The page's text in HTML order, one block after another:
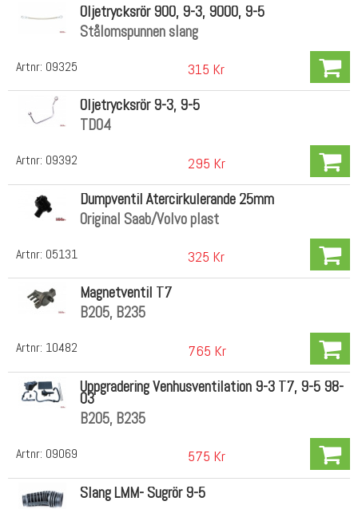
Artnr: 09325
Oljetrycksrör 900, 9-3, 9000, 9-5
Stålomspunnen slang
315 Kr
Artnr: 09392
Oljetrycksrör 9-3, 9-5
TD04
295 Kr
Artnr: 05131
Dumpventil Återcirkulerande 25mm
Original Saab/Volvo plast
325 Kr
Artnr: 10482
Magnetventil T7
B205, B235
765 Kr
Artnr: 09069
Uppgradering Venhusventilation 9-3 T7, 9-5 98-
03
B205, B235
575 Kr
Slang LMM- Sugrör 9-5